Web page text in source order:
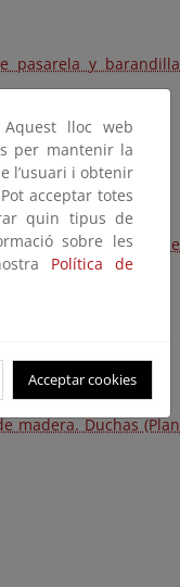
pasarela y barandilla
estancia Puerto de
madera. Duchas (Plan
lloc web
per mantenir la
l’usuari i obtenir
acceptar totes
quin tipus de
sobre les
Política de
Acceptar cookies